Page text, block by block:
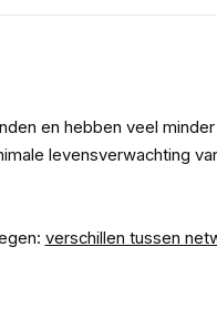
en hebben veel
levensverwachting
verschillen tussen